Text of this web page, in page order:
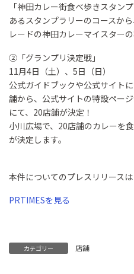
「神田カレー街食べ歩きスタン
あるスタンプラリーのコースか
レードの神田カレーマイスター
②「グランプリ決定戦」
11月4日（土）、5日（日）
公式ガイドブックや公式サイト
舗から、公式サイトの特設ペー
にて、20店舗が決定！
小川広場で、20店舗のカレーを
が決定します。
本件についてのプレスリリース
PRTIMESを見る
カテゴリー 店舖